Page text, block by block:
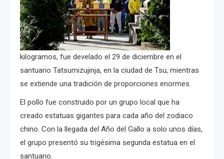
kilogramos, fue develado el 29 de diciembre en el
santuario Tatsumizujinja, en la ciudad de Tsu, mientras
se extiende una tradición de proporciones enormes.
El pollo fue construido por un grupo local que ha
creado estatuas gigantes para cada año del zodiaco
chino. Con la llegada del Año del Gallo a solo unos días,
el grupo presentó su trigésima segunda estatua en el
santuario.